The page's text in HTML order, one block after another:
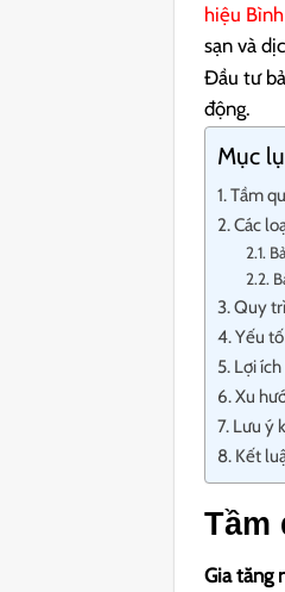
hiệu
sạn và
Đầu tư
động.
Mục
Tầm
Các
Quy
Yếu
Lợi
Xu
Lưu ý
Kết
Tầm
Gia tăng